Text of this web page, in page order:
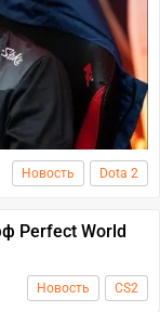
Новость Dota 2
Perfect World
Новость CS2